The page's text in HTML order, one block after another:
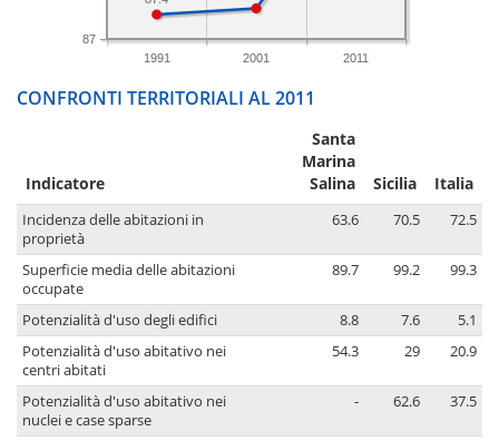
1991 2001 2011
87
CONFRONTI TERRITORIALI AL 2011
Indicatore
Santa
Marina
Salina
Sicilia Italia
Incidenza delle abitazioni in
proprietà
63.6 70.5 72.5
Superficie media delle abitazioni
occupate
89.7 99.2 99.3
Potenzialità d'uso degli edifici 8.8 7.6
5.1
Potenzialità d'uso abitativo nei
centri abitati
54.3 29 20.9
Potenzialità d'uso abitativo nei
nuclei e case sparse
- 62.6 37.5